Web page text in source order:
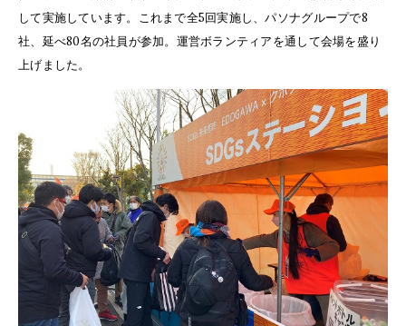
して実施しています。これまで全5回実施し、パソナグループで8
社、延べ80名の社員が参加。運営ボランティアを通して会場を盛り
上げました。